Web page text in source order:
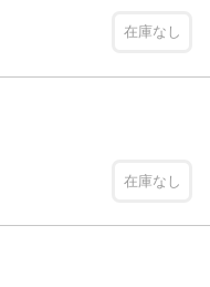
在庫なし
在庫なし